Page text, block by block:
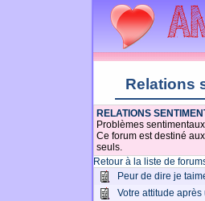
Relations
RELATIONS
Problèmes
Ce forum est destiné
seuls.
Retour à la liste de
Peur de dire je
Votre attitude après